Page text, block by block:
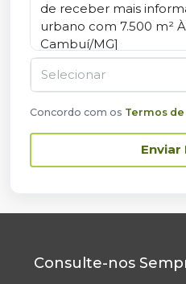
Selecionar
Concordo com os Termos de
Enviar
Consulte-nos